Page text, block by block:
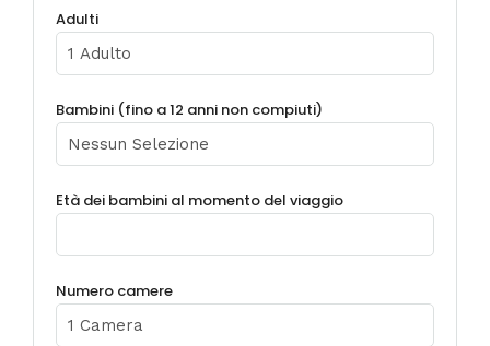
Adulti
Bambini (fino a 12 anni non compiuti)
Età dei bambini al momento del viaggio
Numero camere